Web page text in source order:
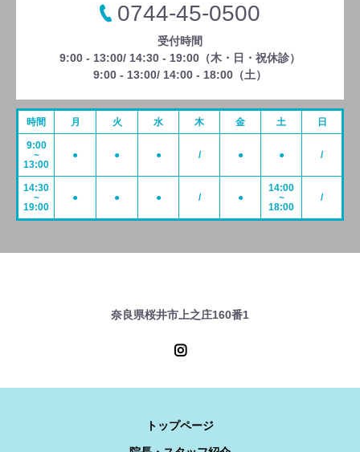
0744-45-0500
受付時間
9:00 - 13:00/ 14:30 - 19:00（木・日・祝休診）
9:00 - 13:00/ 14:00 - 18:00（土）
時間 月 火 水 木 金 土 日
9:00
~
13:00
● ● ● / ● ● /
14:30
~
19:00
● ● ● / ●
14:00
~
18:00
/
奈良県桜井市上之庄160番1
トップページ